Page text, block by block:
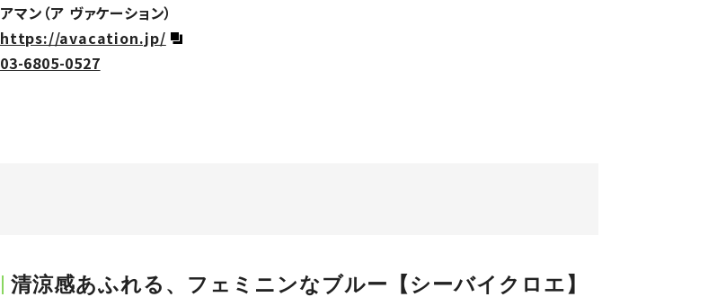
アマン（ア ヴァケーション）
https://avacation.jp/
03-6805-0527
清涼感あふれる、フェミニンなブルー【シーバイクロエ】